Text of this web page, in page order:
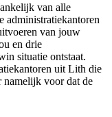
van alle
administratiekantoren
van jouw
en drie
situatie ontstaat.
uit Lith die
namelijk voor dat de